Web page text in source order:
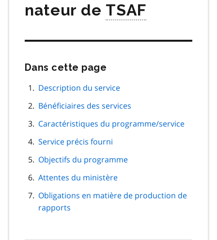
nateur de TSAF
Dans cette page
navigation
page
Description du service
Bénéficiaires des services
Caractéristiques du programme/service
Service précis fourni
Objectifs du programme
Attentes du ministère
Obligations en matière de production de
rapports